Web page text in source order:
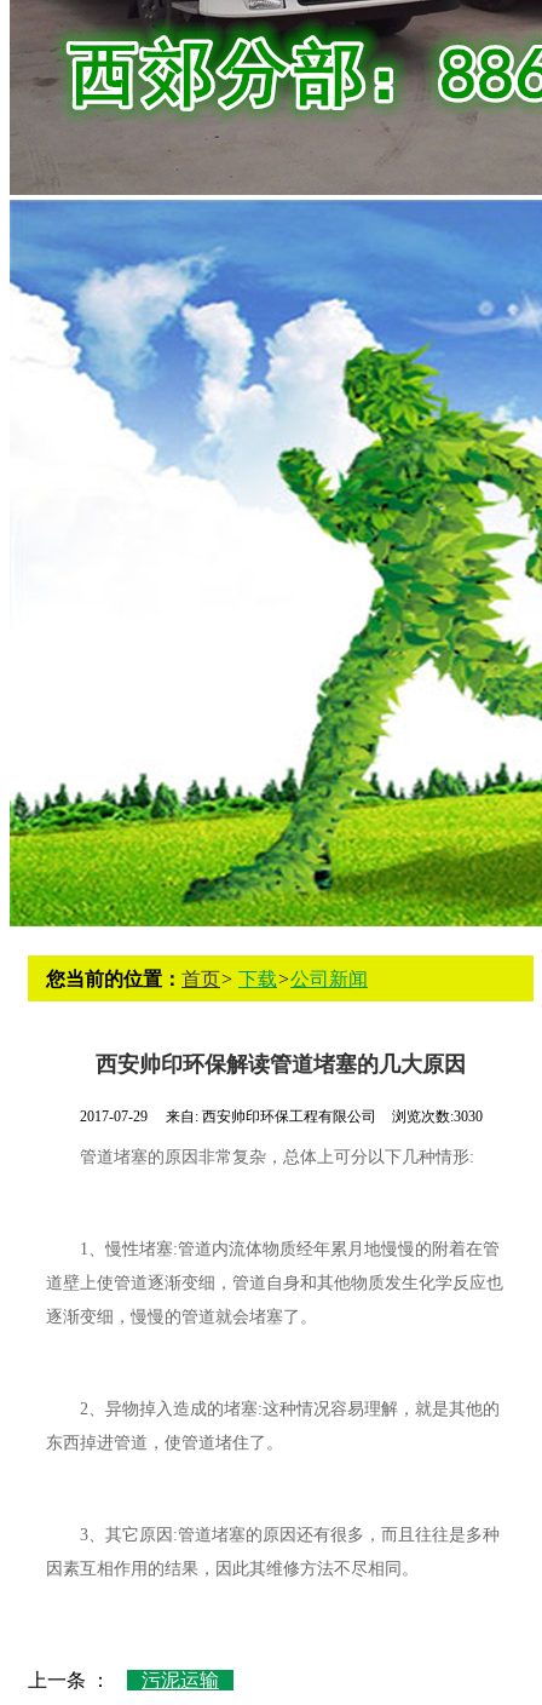
您当前的位置： 首页> 下载>公司新闻
西安帅印环保解读管道堵塞的几大原因
2017-07-29 来自: 西安帅印环保工程有限公司 浏览次数:3030
管道堵塞的原因非常复杂，总体上可分以下几种情形:
1、慢性堵塞:管道内流体物质经年累月地慢慢的附着在管
道壁上使管道逐渐变细，管道自身和其他物质发生化学反应也
逐渐变细，慢慢的管道就会堵塞了。
2、异物掉入造成的堵塞:这种情况容易理解，就是其他的
东西掉进管道，使管道堵住了。
3、其它原因:管道堵塞的原因还有很多，而且往往是多种
因素互相作用的结果，因此其维修方法不尽相同。
上一条 ： 污泥运输